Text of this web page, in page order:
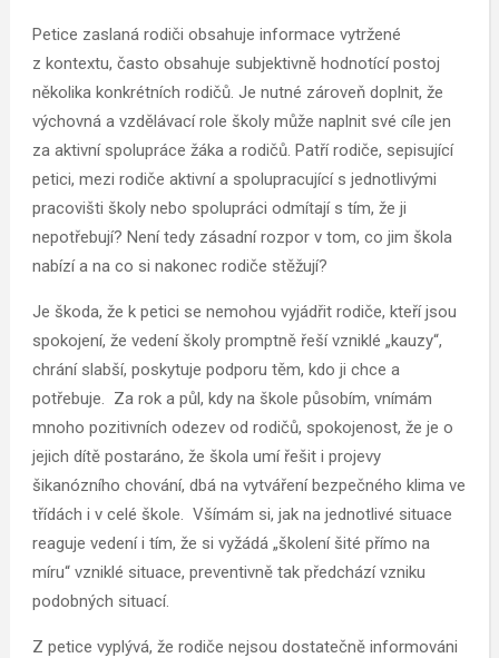
Petice zaslaná rodiči obsahuje informace vytržené
z kontextu, často obsahuje subjektivně hodnotící postoj
několika konkrétních rodičů. Je nutné zároveň doplnit, že
výchovná a vzdělávací role školy může naplnit své cíle jen
za aktivní spolupráce žáka a rodičů. Patří rodiče, sepisující
petici, mezi rodiče aktivní a spolupracující s jednotlivými
pracovišti školy nebo spolupráci odmítají s tím, že ji
nepotřebují? Není tedy zásadní rozpor v tom, co jim škola
nabízí a na co si nakonec rodiče stěžují?
Je škoda, že k petici se nemohou vyjádřit rodiče, kteří jsou
spokojení, že vedení školy promptně řeší vzniklé „kauzy“,
chrání slabší, poskytuje podporu těm, kdo ji chce a
potřebuje. Za rok a půl, kdy na škole působím, vnímám
mnoho pozitivních odezev od rodičů, spokojenost, že je o
jejich dítě postaráno, že škola umí řešit i projevy
šikanózního chování, dbá na vytváření bezpečného klima ve
třídách i v celé škole. Všímám si, jak na jednotlivé situace
reaguje vedení i tím, že si vyžádá „školení šité přímo na
míru“ vzniklé situace, preventivně tak předchází vzniku
podobných situací.
Z petice vyplývá, že rodiče nejsou dostatečně informováni